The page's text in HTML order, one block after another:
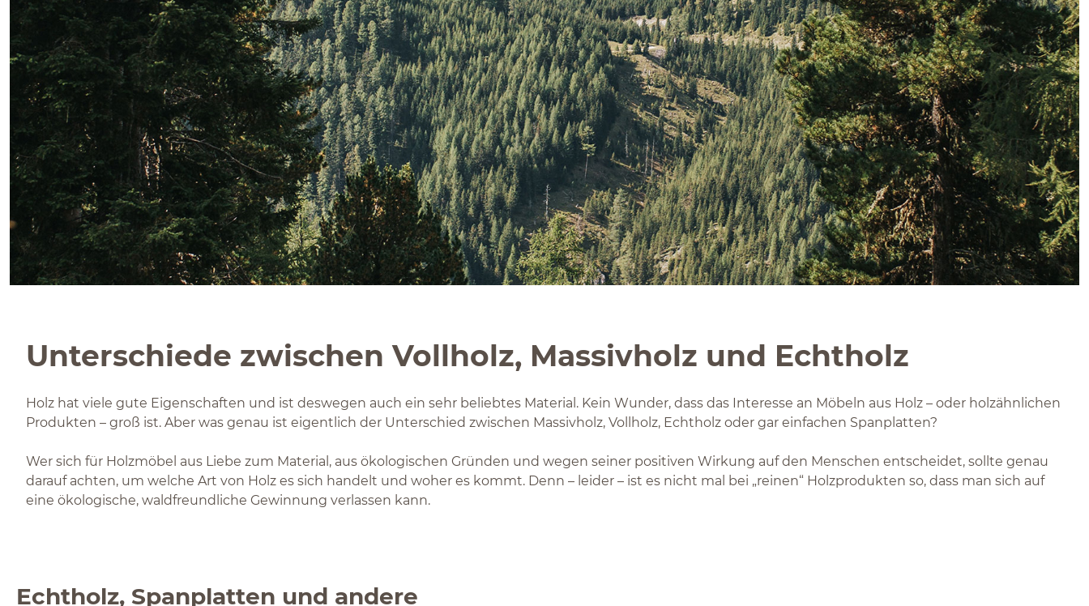
Unterschiede zwischen Vollholz, Massivholz und Echtholz
Holz hat viele gute Eigenschaften und ist deswegen auch ein sehr beliebtes Material. Kein Wunder, dass das Interesse an Möbeln aus Holz – oder holzähnlichen
Produkten – groß ist. Aber was genau ist eigentlich der Unterschied zwischen Massivholz, Vollholz, Echtholz oder gar einfachen Spanplatten?
Wer sich für Holzmöbel aus Liebe zum Material, aus ökologischen Gründen und wegen seiner positiven Wirkung auf den Menschen entscheidet, sollte genau
darauf achten, um welche Art von Holz es sich handelt und woher es kommt. Denn – leider – ist es nicht mal bei „reinen“ Holzprodukten so, dass man sich auf
eine ökologische, waldfreundliche Gewinnung verlassen kann.
Echtholz, Spanplatten und andere